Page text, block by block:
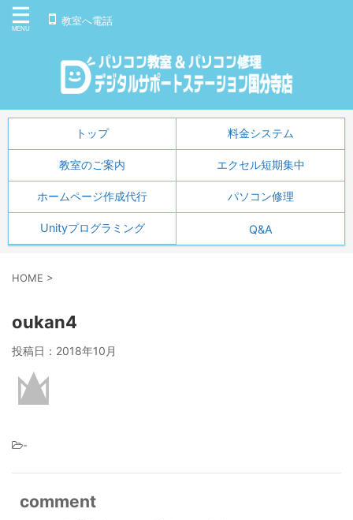
教室へ電話
トップ 料金システム
教室のご案内 エクセル短期集中
ホームページ作成代行 パソコン修理
Unityプログラミング Q&A
HOME >
oukan4
投稿日： 2018年10月
-
comment